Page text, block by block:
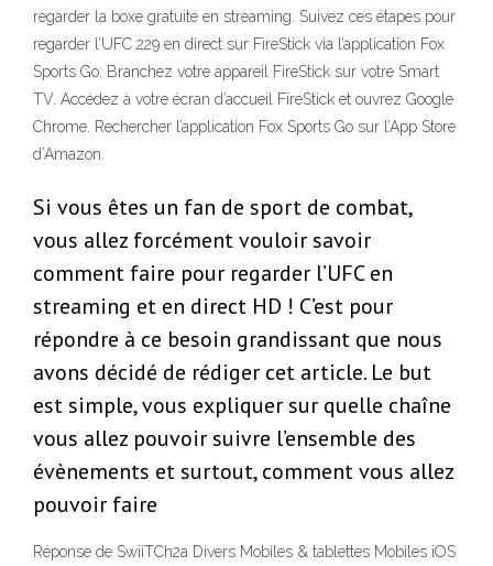
regarder la boxe gratuite en streaming. Suivez ces étapes pour
regarder l’UFC 229 en direct sur FireStick via l’application Fox
Sports Go: Branchez votre appareil FireStick sur votre Smart
TV. Accédez à votre écran d’accueil FireStick et ouvrez Google
Chrome. Rechercher l’application Fox Sports Go sur l’App Store
d’Amazon.
Si vous êtes un fan de sport de combat,
vous allez forcément vouloir savoir
comment faire pour regarder l’UFC en
streaming et en direct HD ! C’est pour
répondre à ce besoin grandissant que nous
avons décidé de rédiger cet article. Le but
est simple, vous expliquer sur quelle chaîne
vous allez pouvoir suivre l’ensemble des
évènements et surtout, comment vous allez
pouvoir faire
Réponse de SwiiTCh2a Divers Mobiles & tablettes Mobiles iOS